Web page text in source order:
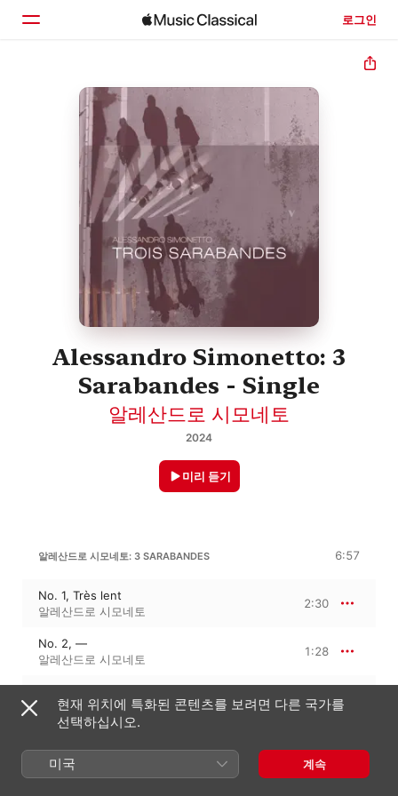
로그인
둘러보기
검색
Alessandro Simonetto: 3
Sarabandes - Single
알레산드로 시모네토
2024
미리 듣기
알레산드로 시모네토: 3 SARABANDES 6:57
No. 1, Très lent
알레산드로 시모네토
2:30
No. 2, —
알레산드로 시모네토
1:28
알레산드로 시모네토
2:57
2024년 9월 13일
현재 위치에 특화된 콘텐츠를 보려면 다른 국가를
선택하십시오.
미국 계속